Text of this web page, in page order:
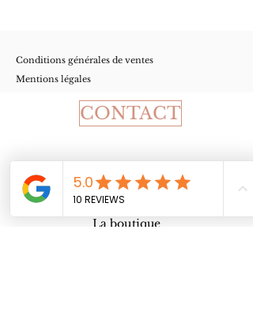
Conditions générales de ventes
Mentions légales
CONTACT
Accueil
La boutique